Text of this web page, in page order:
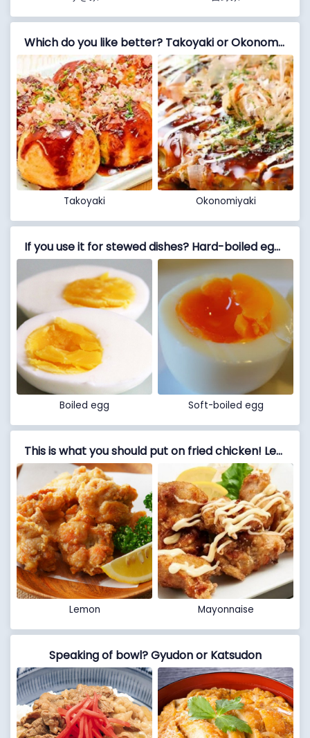
Which do you like better? Takoyaki or Okonomiyaki
Takoyaki Okonomiyaki
If you use it for stewed dishes? Hard-boiled egg or soft-boiled egg
Boiled egg Soft-boiled egg
This is what you should put on fried chicken! Lemon VS mayonnaise
Lemon Mayonnaise
Speaking of bowl? Gyudon or Katsudon